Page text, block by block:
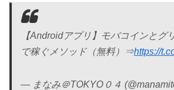
【Androidアプリ】モバコインとグ
で稼ぐメソッド（無料）⇒https://
— まなみ＠TOKYO０４